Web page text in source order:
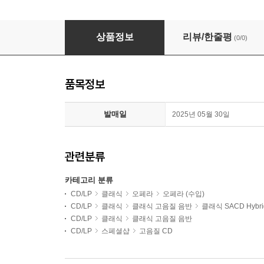
Simon Rattle 야나체크: 예누파 (Janacek:
상품정보 리뷰/한줄평 (0/0)
품목정보
발매일 2025년 05월 30일
관련분류
카테고리 분류
CD/LP 클래식 오페라
오페라 (수입)
CD/LP
클래식 클래식 고음질 음반
클래식 SACD
CD/LP
클래식
클래식 고음질 음반
CD/LP
스페셜샵 고음질 CD